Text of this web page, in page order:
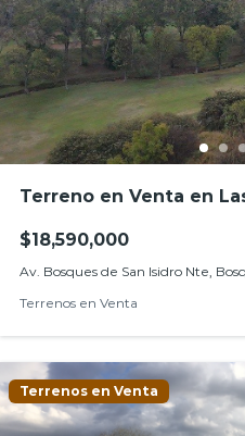
Terreno en Venta en
$18,590,000
Av. Bosques de San Isidro Nte,
Terrenos en Venta
Terrenos en Venta